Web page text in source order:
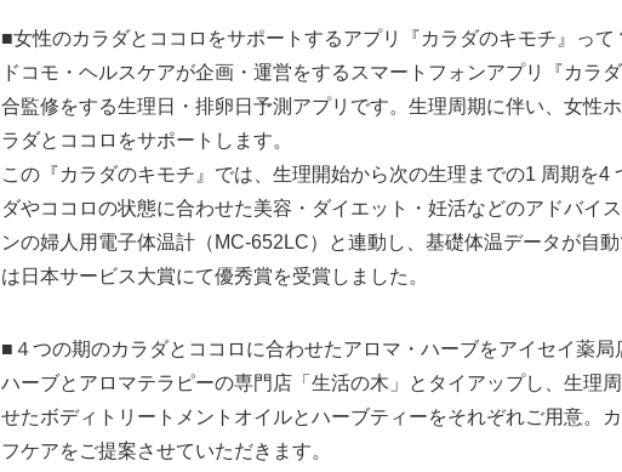
■女性のカラダとココロをサポートするアプリ『カラダのキモチ』って
ドコモ・ヘルスケアが企画・運営をするスマートフォンアプリ『カラ
合監修をする生理日・排卵日予測アプリです。生理周期に伴い、女性
ラダとココロをサポートします。
この『カラダのキモチ』では、生理開始から次の生理までの1 周期を4
ダやココロの状態に合わせた美容・ダイエット・妊活などのアドバイ
ンの婦人用電子体温計（MC-652LC）と連動し、基礎体温データが自
は日本サービス大賞にて優秀賞を受賞しました。
■４つの期のカラダとココロに合わせたアロマ・ハーブをアイセイ薬局
ハーブとアロマテラピーの専門店「生活の木」とタイアップし、生理
せたボディトリートメントオイルとハーブティーをそれぞれご用意。
フケアをご提案させていただきます。